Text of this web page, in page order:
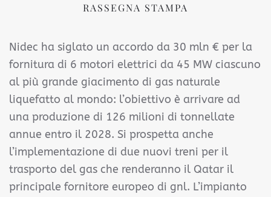
RASSEGNA STAMPA
Nidec ha siglato un accordo da 30 mln € per la
fornitura di 6 motori elettrici da 45 MW ciascuno
al più grande giacimento di gas naturale
liquefatto al mondo: l’obiettivo è arrivare ad
una produzione di 126 milioni di tonnellate
annue entro il 2028. Si prospetta anche
l’implementazione di due nuovi treni per il
trasporto del gas che renderanno il Qatar il
principale fornitore europeo di gnl. L’impianto